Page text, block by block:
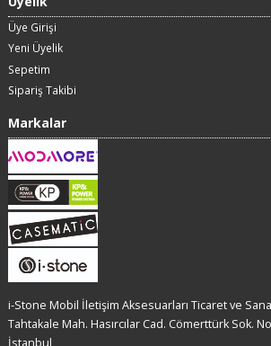
Üye Girişi
Yeni Üyelik
Sepetim
Sipariş Takibi
Markalar
i-Stone Mobil İletişim Aksesuarları Ticaret ve
Tahtakale Mah. Hasırcılar Cad. Cömerttürk Sok.